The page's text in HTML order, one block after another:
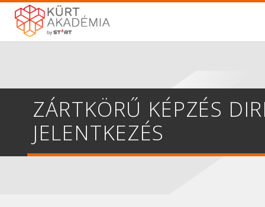
ZÁRTKÖRŰ KÉPZÉS
JELENTKEZÉS